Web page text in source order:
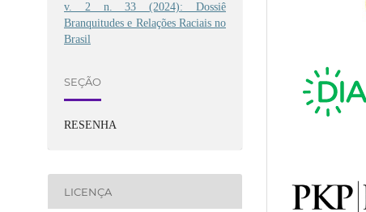
v. 2 n. 33 (2024): Dossiê
Branquitudes e Relações Raciais no
Brasil
SEÇÃO
RESENHA
LICENÇA